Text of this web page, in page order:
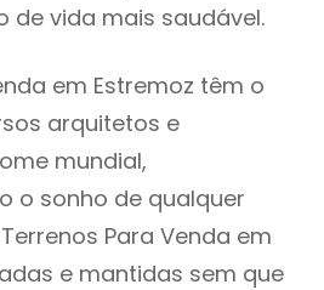
de vida mais saudável.
em Estremoz têm o
arquitetos e
mundial,
o sonho de qualquer
Para Venda em
e mantidas sem que